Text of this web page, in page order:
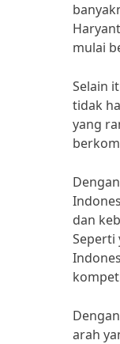
mulai
Selain
tidak
yang
dan
Seperti
arah